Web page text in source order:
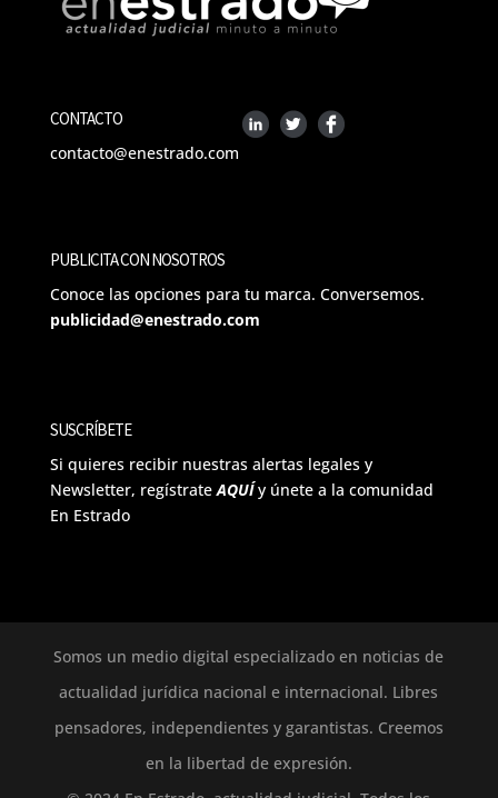
CONTACTO
contacto@enestrado.com
PUBLICITA CON NOSOTROS
Conoce las opciones para tu marca. Conversemos.
publicidad@enestrado.com
SUSCRÍBETE
Si quieres recibir nuestras alertas legales y
Newsletter, regístrateAQUÍ y únete a la comunidad
En Estrado
Somos un medio digital especializado en noticias de
actualidad jurídica nacional e internacional. Libres
pensadores, independientes y garantistas. Creemos
en la libertad de expresión.